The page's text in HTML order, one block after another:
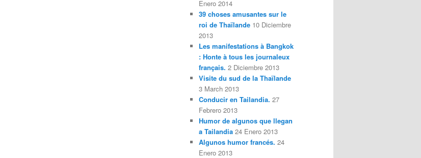
Enero 2014
39 choses amusantes sur le
roi de Thaïlande 10 Diciembre
2013
Les manifestations à Bangkok
: Honte à tous les journaleux
français. 2 Diciembre 2013
Visite du sud de la Thaïlande
3 March 2013
Conducir en Tailandia. 27
Febrero 2013
Humor de algunos que llegan
a Tailandia 24 Enero 2013
Algunos humor francés. 24
Enero 2013